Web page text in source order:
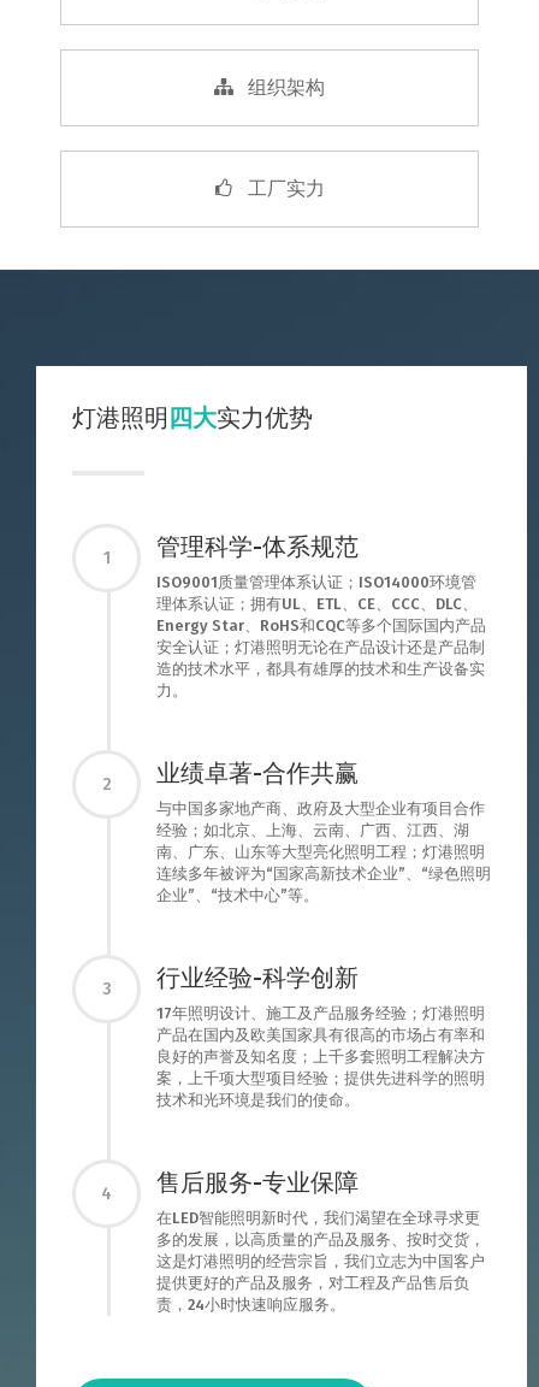
组织架构
工厂实力
灯港照明四大实力优势
1 管理科学-体系规范
ISO9001质量管理体系认证；ISO14000环境管
理体系认证；拥有UL、ETL、CE、CCC、DLC、
Energy Star、RoHS和CQC等多个国际国内产品
安全认证；灯港照明无论在产品设计还是产品制
造的技术水平，都具有雄厚的技术和生产设备实
力。
2 业绩卓著-合作共赢
与中国多家地产商、政府及大型企业有项目合作
经验；如北京、上海、云南、广西、江西、湖
南、广东、山东等大型亮化照明工程；灯港照明
连续多年被评为“国家高新技术企业”、“绿色照明
企业”、“技术中心”等。
3 行业经验-科学创新
17年照明设计、施工及产品服务经验；灯港照明
产品在国内及欧美国家具有很高的市场占有率和
良好的声誉及知名度；上千多套照明工程解决方
案，上千项大型项目经验；提供先进科学的照明
技术和光环境是我们的使命。
4 售后服务-专业保障
在LED智能照明新时代，我们渴望在全球寻求更
多的发展，以高质量的产品及服务、按时交货，
这是灯港照明的经营宗旨，我们立志为中国客户
提供更好的产品及服务，对工程及产品售后负
责，24小时快速响应服务。